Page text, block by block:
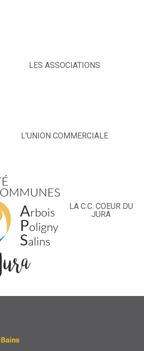
LES ASSOCIATIONS
L'UNION COMMERCIALE
LA C.C. COEUR DU
JURA